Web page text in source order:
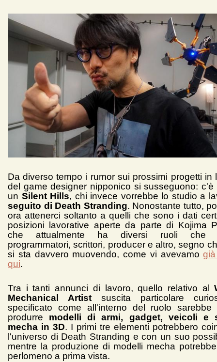
Da diverso tempo i rumor sui prossimi progetti in
del game designer nipponico si susseguono: c'è
un Silent Hills, chi invece vorrebbe lo studio a
seguito di Death Stranding. Nonostante tutto,
ora attenerci soltanto a quelli che sono i dati
posizioni lavorative aperte da parte di Kojima
che attualmente ha diversi ruoli che
programmatori, scrittori, producer e altro, segno
si sta davvero muovendo, come vi avevamo
qui.
Tra i tanti annunci di lavoro, quello relativo al
Mechanical Artist suscita particolare
specificato come all'interno del ruolo sarebbe
produrre modelli di armi, gadget, veicoli e
mecha in 3D. I primi tre elementi potrebbero
l'universo di Death Stranding e con un suo
mentre la produzione di modelli mecha
perlomeno a prima vista.